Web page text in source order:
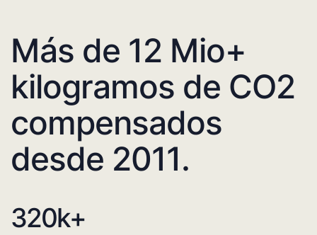
Más de 12 Mio+
kilogramos de CO2
compensados
desde 2011.
320k+